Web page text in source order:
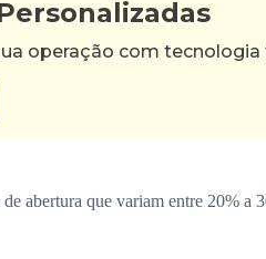
operação com tecnologia
abertura que variam entre 20% a